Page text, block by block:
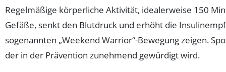
Regelmäßige körperliche Aktivität, idealerweise 150
Gefäße, senkt den Blutdruck und erhöht die
sogenannten „Weekend Warrior“-Bewegung zeigen.
der in der Prävention zunehmend gewürdigt wird.